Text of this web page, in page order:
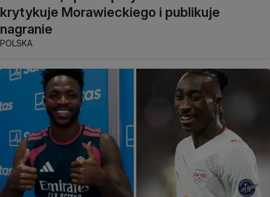
krytykuje Morawieckiego i publikuje
nagranie
POLSKA